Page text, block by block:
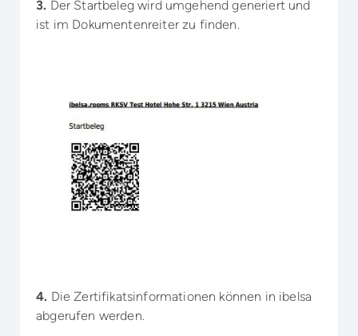
3. Der Startbeleg wird umgehend generiert und
ist im Dokumentenreiter zu finden.
4. Die Zertifikatsinformationen können in ibelsa
abgerufen werden.